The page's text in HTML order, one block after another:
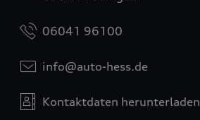
06041 96100
info@auto-hess.de
Kontaktdaten herunterladen